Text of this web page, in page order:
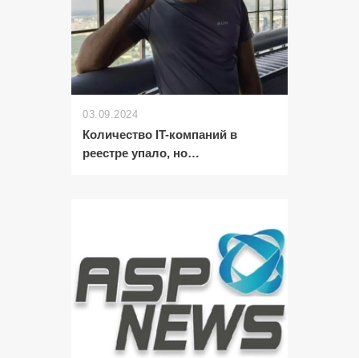
03.09.2024
Количество IT-компаний в
реестре упало, но…